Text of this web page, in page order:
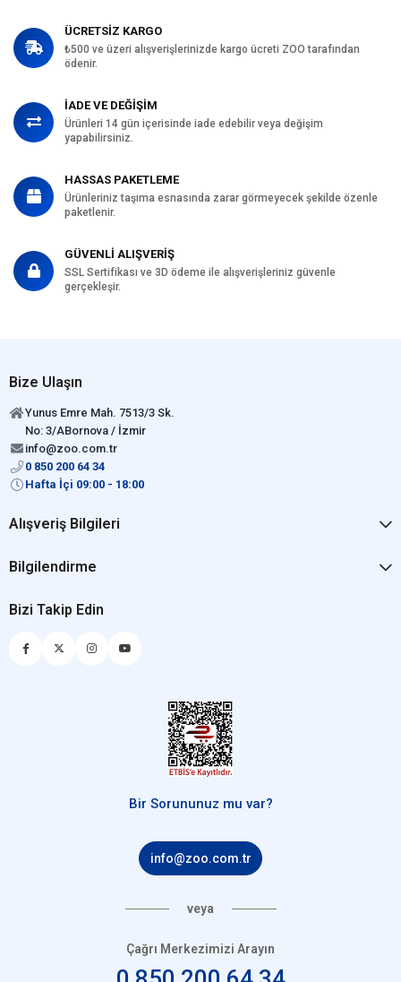
ÜCRETSİZ KARGO
₺500 ve üzeri alışverişlerinizde kargo ücreti ZOO tarafından
ödenir.
İADE VE DEĞİŞİM
Ürünleri 14 gün içerisinde iade edebilir veya değişim
yapabilirsiniz.
HASSAS PAKETLEME
Ürünleriniz taşıma esnasında zarar görmeyecek şekilde özenle
paketlenir.
GÜVENLİ ALIŞVERİŞ
SSL Sertifikası ve 3D ödeme ile alışverişleriniz güvenle
gerçekleşir.
Bize Ulaşın
Yunus Emre Mah. 7513/3 Sk.
No: 3/ABornova / İzmir
info@zoo.com.tr
0 850 200 64 34
Hafta İçi 09:00 - 18:00
Alışveriş Bilgileri
Bilgilendirme
Bizi Takip Edin
Bir Sorununuz mu var?
info@zoo.com.tr
veya
Çağrı Merkezimizi Arayın